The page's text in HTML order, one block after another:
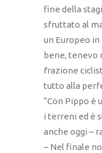
fine della
sfruttato al
un Europeo
bene, tenevo
frazione
tutto alla
“Con Pippo è
i terreni ed è
anche oggi –
– Nel finale